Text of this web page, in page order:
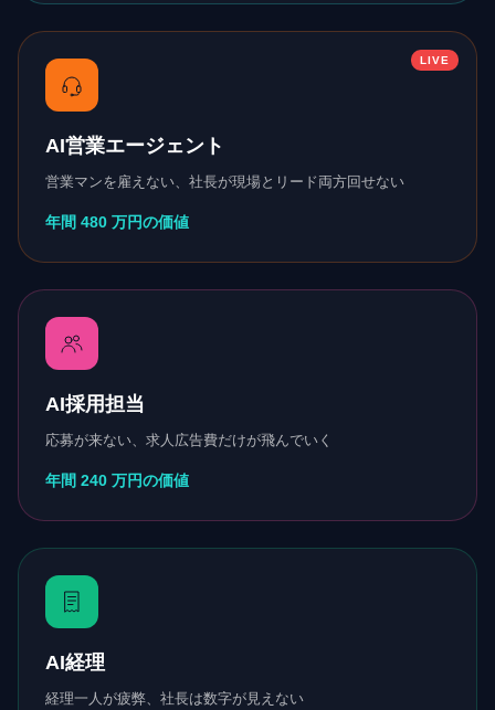
AI営業エージェント
営業マンを雇えない、社長が現場とリード両方回せない
年間 480 万円の価値
LIVE
AI採用担当
応募が来ない、求人広告費だけが飛んでいく
年間 240 万円の価値
AI経理
経理一人が疲弊、社長は数字が見えない